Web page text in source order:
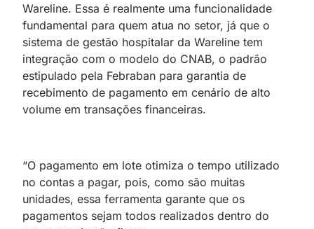
Wareline. Essa é realmente uma funcionalidade
fundamental para quem atua no setor, já que o
sistema de gestão hospitalar da Wareline tem
integração com o modelo do CNAB, o padrão
estipulado pela Febraban para garantia de
recebimento de pagamento em cenário de alto
volume em transações financeiras.
“O pagamento em lote otimiza o tempo utilizado
no contas a pagar, pois, como são muitas
unidades, essa ferramenta garante que os
pagamentos sejam todos realizados dentro do